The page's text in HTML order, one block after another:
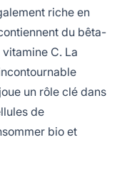
riche en
du bêta-
C. La
un rôle clé dans
de
bio et